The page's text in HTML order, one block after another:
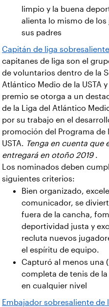
limpio y la buena
alienta lo mismo de los
sus padres
Capitán de liga sobresaliente
capitanes de liga son el
de voluntarios dentro de la
Atlántico Medio de la USTA y
premio se otorga a un
de la Liga del Atlántico
por su trabajo en el
promoción del Programa de
USTA. Tenga en cuenta que
entregará en otoño 2019.
Los nominados deben
siguientes criterios:
Bien organizado,
comunicador, se
fuera de la cancha,
deportividad justa y
recluta nuevos
el espíritu de equipo.
Capturó al menos una
completa de tenis de la
en cualquier nivel
Embajador sobresaliente de